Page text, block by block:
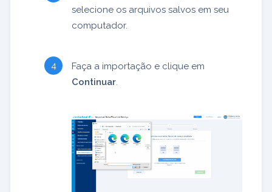
selecione os arquivos salvos em seu
computador.
Faça a importação e clique em
Continuar